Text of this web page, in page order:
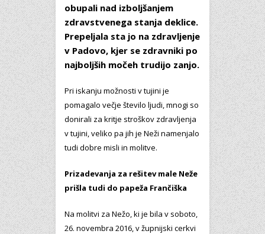
obupali nad izboljšanjem
zdravstvenega stanja deklice.
Prepeljala sta jo na zdravljenje
v Padovo, kjer se zdravniki po
najboljših močeh trudijo zanjo.
Pri iskanju možnosti v tujini je
pomagalo večje število ljudi, mnogi so
donirali za kritje stroškov zdravljenja
v tujini, veliko pa jih je Neži namenjalo
tudi dobre misli in molitve.
Prizadevanja za rešitev male Neže
prišla tudi do papeža Frančiška
Na molitvi za Nežo, ki je bila v soboto,
26. novembra 2016, v župnijski cerkvi